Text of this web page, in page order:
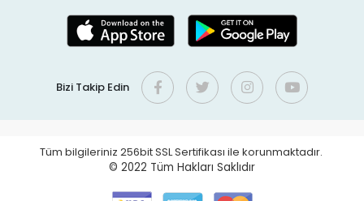
Bizi Takip Edin
Tüm bilgileriniz 256bit SSL Sertifikası ile korunmaktadır.
© 2022 Tüm Hakları Saklıdır